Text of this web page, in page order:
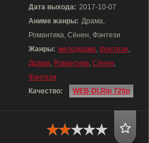
Дата выхода: 2017-10-07
Аниме жанры: Драма,
Романтика, Сёнен, Фэнтези
Жанры: мелодрама, фэнтези,
Драма, Романтика, Сёнен,
Фэнтези
Качество:
WEB-DLRip 720p